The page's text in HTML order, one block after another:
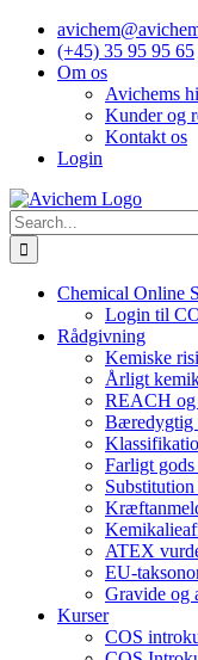
Skip
content
(+45) 35 95 95 65
Om os
Avichems
Kunder og
Kontakt os
Login
Search
for:
Chemical Online
Login til
Rådgivning
Kemiske
Årligt
REACH og
Bæredygtig
Farligt
ATEX
EU-
Gravide og
Kurser
COS